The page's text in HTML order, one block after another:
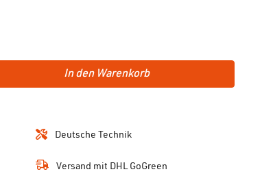
In den Warenkorb
Deutsche Technik
Versand mit DHL GoGreen